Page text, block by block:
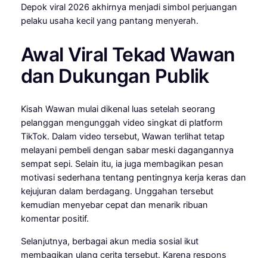
Depok viral 2026 akhirnya menjadi simbol perjuangan
pelaku usaha kecil yang pantang menyerah.
Awal Viral Tekad Wawan
dan Dukungan Publik
Kisah Wawan mulai dikenal luas setelah seorang
pelanggan mengunggah video singkat di platform
TikTok. Dalam video tersebut, Wawan terlihat tetap
melayani pembeli dengan sabar meski dagangannya
sempat sepi. Selain itu, ia juga membagikan pesan
motivasi sederhana tentang pentingnya kerja keras dan
kejujuran dalam berdagang. Unggahan tersebut
kemudian menyebar cepat dan menarik ribuan
komentar positif.
Selanjutnya, berbagai akun media sosial ikut
membagikan ulang cerita tersebut. Karena respons